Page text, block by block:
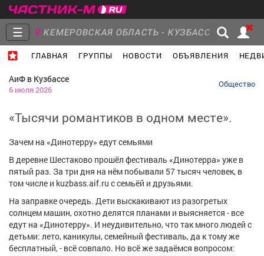
☰ КЕМЕРОВСКАЯ ОБЛАСТЬ - КУЗБАСС
ГЛАВНАЯ ГРУППЫ НОВОСТИ ОБЪЯВЛЕНИЯ
Объявления Недвижимость
Работа Транспорт Компании
АиФ в Кузбассе
6 июля 2026
Общество
«Тысячи романтиков в одном месте».
Зачем на «Динотерру» едут семьями
В деревне Шестаково прошёл фестиваль «Динотерра» уже в
пятый раз. За три дня на нём побывали 57 тысяч человек, в
том числе и kuzbass.aif.ru с семьёй и друзьями.
На заправке очередь. Дети выскакивают из разогретых
солнцем машин, охотно делятся планами и выясняется - все
едут на «Динотерру». И неудивительно, что так много людей с
детьми: лето, каникулы, семейный фестиваль, да к тому же
бесплатный, - всё совпало. Но всё же задаёмся вопросом: